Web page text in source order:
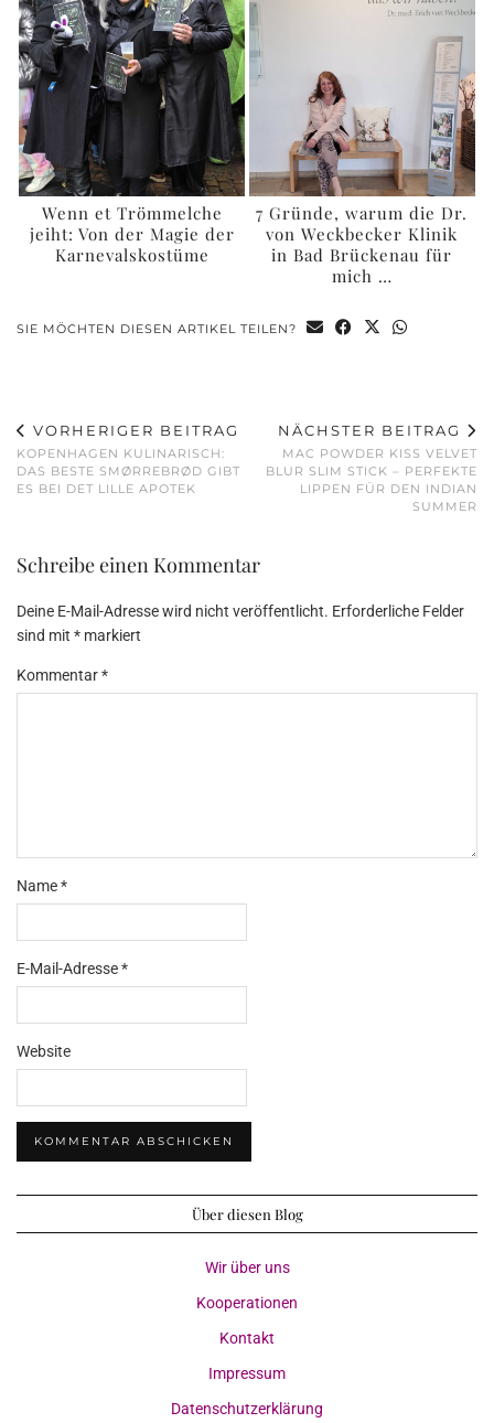
Wenn et Trömmelche
jeiht: Von der Magie der
Karnevalskostüme
7 Gründe, warum die Dr.
von Weckbecker Klinik
in Bad Brückenau für
mich …
SIE MÖCHTEN DIESEN ARTIKEL TEILEN?
VORHERIGER BEITRAG
KOPENHAGEN KULINARISCH:
DAS BESTE SMØRREBRØD GIBT
ES BEI DET LILLE APOTEK
NÄCHSTER BEITRAG
MAC POWDER KISS VELVET
BLUR SLIM STICK – PERFEKTE
LIPPEN FÜR DEN INDIAN
SUMMER
Schreibe einen Kommentar
Deine E-Mail-Adresse wird nicht veröffentlicht. Erforderliche Felder
sind mit * markiert
Kommentar*
Name*
E-Mail-Adresse*
Website
Über diesen Blog
Wir über uns
Kooperationen
Kontakt
Impressum
Datenschutzerklärung